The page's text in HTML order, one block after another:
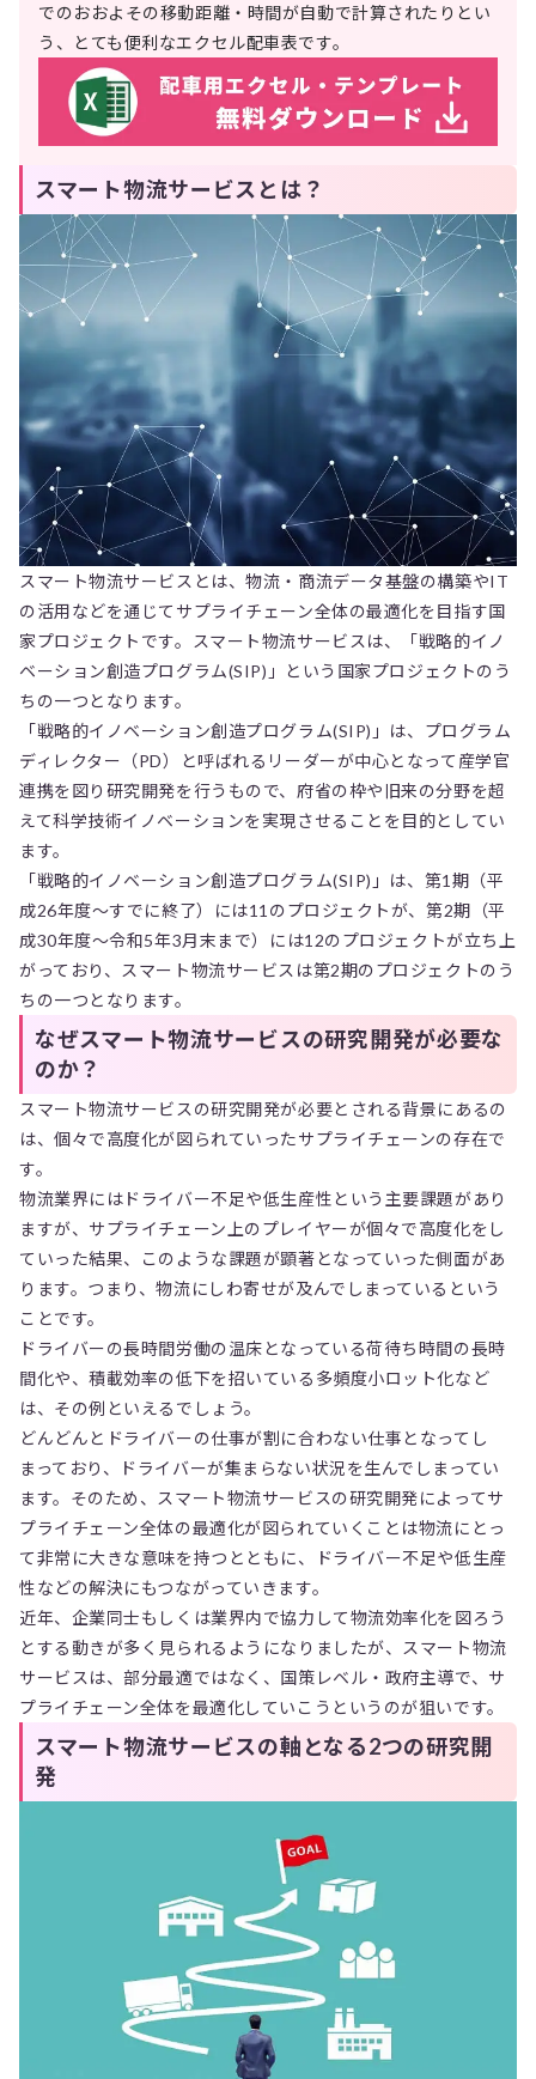
でのおおよその移動距離・時間が自動で計算されたりとい
う、とても便利なエクセル配車表です。
スマート物流サービスとは？
スマート物流サービスとは、物流・商流データ基盤の構築やIT
の活用などを通じてサプライチェーン全体の最適化を目指す国
家プロジェクトです。スマート物流サービスは、「戦略的イノ
ベーション創造プログラム(SIP)」という国家プロジェクトのう
ちの一つとなります。
「戦略的イノベーション創造プログラム(SIP)」は、プログラム
ディレクター（PD）と呼ばれるリーダーが中心となって産学官
連携を図り研究開発を行うもので、府省の枠や旧来の分野を超
えて科学技術イノベーションを実現させることを目的としてい
ます。
「戦略的イノベーション創造プログラム(SIP)」は、第1期（平
成26年度〜すでに終了）には11のプロジェクトが、第2期（平
成30年度～令和5年3月末まで）には12のプロジェクトが立ち上
がっており、スマート物流サービスは第2期のプロジェクトのう
ちの一つとなります。
なぜスマート物流サービスの研究開発が必要な
のか？
スマート物流サービスの研究開発が必要とされる背景にあるの
は、個々で高度化が図られていったサプライチェーンの存在で
す。
物流業界にはドライバー不足や低生産性という主要課題があり
ますが、サプライチェーン上のプレイヤーが個々で高度化をし
ていった結果、このような課題が顕著となっていった側面があ
ります。つまり、物流にしわ寄せが及んでしまっているという
ことです。
ドライバーの長時間労働の温床となっている荷待ち時間の長時
間化や、積載効率の低下を招いている多頻度小ロット化など
は、その例といえるでしょう。
どんどんとドライバーの仕事が割に合わない仕事となってし
まっており、ドライバーが集まらない状況を生んでしまってい
ます。そのため、スマート物流サービスの研究開発によってサ
プライチェーン全体の最適化が図られていくことは物流にとっ
て非常に大きな意味を持つとともに、ドライバー不足や低生産
性などの解決にもつながっていきます。
近年、企業同士もしくは業界内で協力して物流効率化を図ろう
とする動きが多く見られるようになりましたが、スマート物流
サービスは、部分最適ではなく、国策レベル・政府主導で、サ
プライチェーン全体を最適化していこうというのが狙いです。
スマート物流サービスの軸となる2つの研究開
発